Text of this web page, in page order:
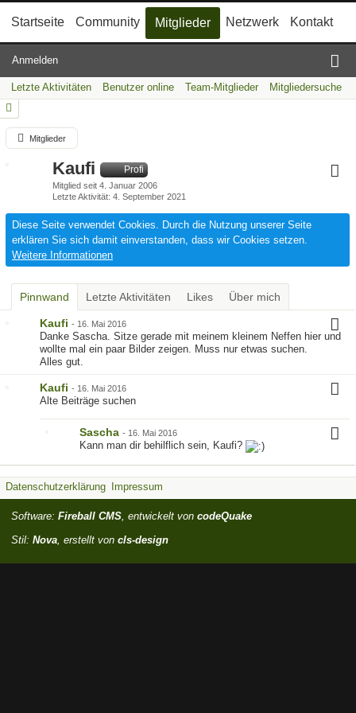
Startseite Community Mitglieder Netzwerk Kontakt
Anmelden
Letzte Aktivitäten Benutzer online Team-Mitglieder Mitgliedersuche
Mitglieder
Kaufi Profi
Mitglied seit 4. Januar 2006
Letzte Aktivität 4. September 2021
Diese Seite verwendet Cookies. Durch die Nutzung unserer Seite
erklären Sie sich damit einverstanden, dass wir Cookies setzen.
Weitere Informationen
Pinnwand Letzte Aktivitäten Likes Über mich
Kaufi - 16. Mai 2016
Danke Sascha. Sitze gerade mit meinem kleinem Neffen hier und
wollte mal ein paar Bilder zeigen. Muss nur etwas suchen.
Alles gut.
Kaufi - 16. Mai 2016
Alte Beiträge suchen
Sascha - 16. Mai 2016
Kann man dir behilflich sein, Kaufi?
Datenschutzerklärung Impressum
Software: Fireball CMS, entwickelt von codeQuake
Stil: Nova, erstellt von cls-design